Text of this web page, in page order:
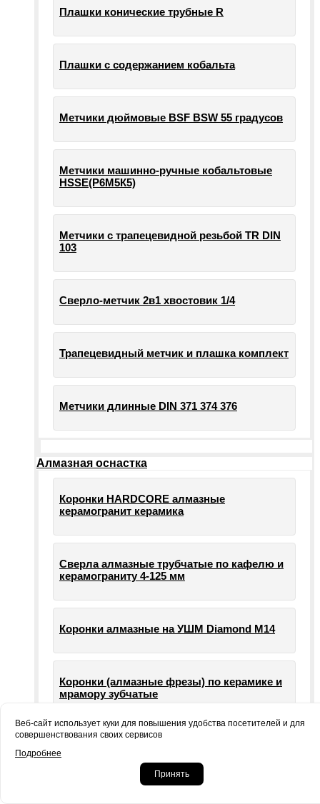
Плашки конические трубные R
Плашки с содержанием кобальта
Метчики дюймовые BSF BSW 55 градусов
Метчики машинно-ручные кобальтовые
HSSE(Р6М5К5)
Метчики с трапецевидной резьбой TR DIN
103
Сверло-метчик 2в1 хвостовик 1/4
Трапецевидный метчик и плашка комплект
Метчики длинные DIN 371 374 376
Алмазная оснастка
Коронки HARDCORE алмазные
керамогранит керамика
Сверла алмазные трубчатые по кафелю и
керамограниту 4-125 мм
Коронки алмазные на УШМ Diamond М14
Коронки (алмазные фрезы) по керамике и
мрамору зубчатые
машин УШМ болгарки
Веб-сайт использует куки для повышения удобства посетителей и для
совершенствования своих сервисов
Подробнее
Принять